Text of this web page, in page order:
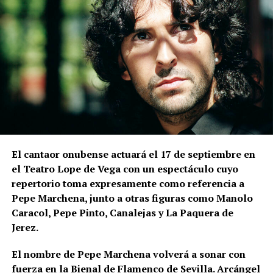
de San Juan, mientras que la Alcazaba ocupaba la
zona elevada de La Mota.
Las excavaciones realizadas en el sector nororiental
de la Alcazaba son especialmente relevantes para
comprender la relación entre muralla y topografía.
Bellido señala que los constructores aprovecharon
expresamente el desnivel del cerro de La Mota.
parte superior levantaron la muralla y, en una
posición inferior, una
estructura ataludada que
inicialmente servía como refuerzo o contrafuerte y
que posteriormente adquirió función de antemuro o
barbacana.Entre ambas estructuras se fueron
colocando rellenos de tierra separados por
tongadas de cal hasta conformar la liza,
documentada a una cota de 133,48 metros sobre el
nivel del mar.
El cantaor onubense actuará el 17 de septiembre en
el Teatro Lope de Vega con un espectáculo cuyo
repertorio toma expresamente como referencia a
Pepe Marchena, junto a otras figuras como Manolo
Caracol, Pepe Pinto, Canalejas y La Paquera de
Jerez.
El nombre de Pepe Marchena volverá a sonar con
fuerza en la Bienal de Flamenco de Sevilla. Arcángel